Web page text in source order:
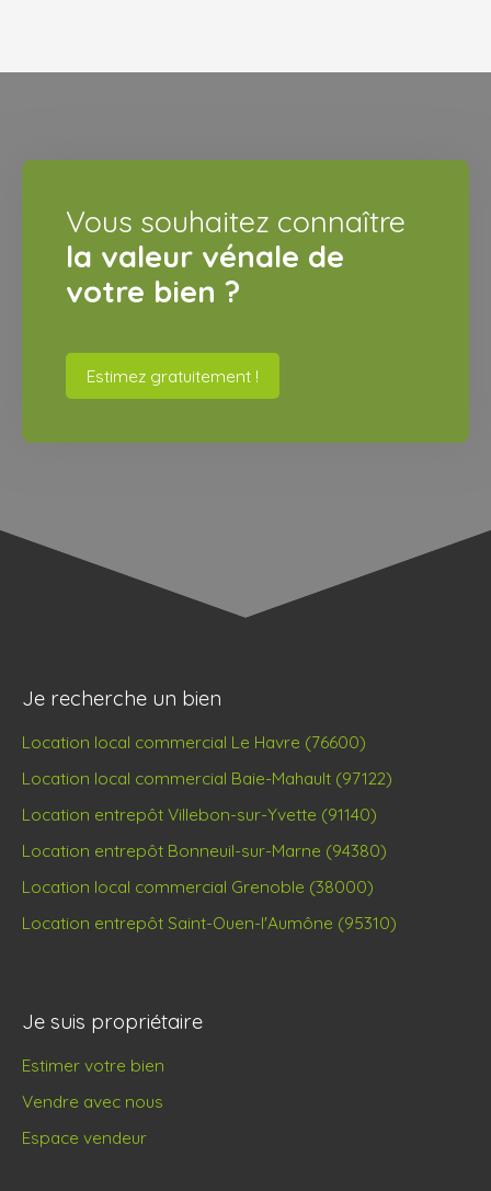
Vous souhaitez connaître
la valeur vénale de
votre bien ?
Estimez gratuitement !
Je recherche un bien
Location local commercial Le Havre (76600)
Location local commercial Baie-Mahault (97122)
Location entrepôt Villebon-sur-Yvette (91140)
Location entrepôt Bonneuil-sur-Marne (94380)
Location local commercial Grenoble (38000)
Location entrepôt Saint-Ouen-l'Aumône (95310)
Je suis propriétaire
Estimer votre bien
Vendre avec nous
Espace vendeur